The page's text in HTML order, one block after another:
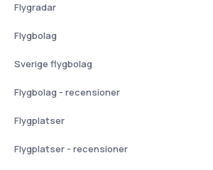
Flygradar
Flygbolag
Sverige flygbolag
Flygbolag - recensioner
Flygplatser
Flygplatser - recensioner